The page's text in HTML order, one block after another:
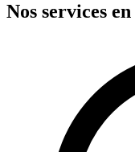
Nos services